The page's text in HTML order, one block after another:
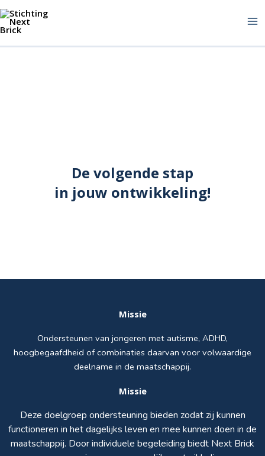
Ga
naar
de
inhoud
De volgende stap
in jouw ontwikkeling!
Missie
Ondersteunen van jongeren met autisme, ADHD,
hoogbegaafdheid of combinaties daarvan voor volwaardige
deelname in de maatschappij.
Missie
Deze doelgroep ondersteuning bieden zodat zij kunnen
functioneren in het dagelijks leven en mee kunnen doen in de
maatschappij. Door individuele begeleiding biedt Next Brick